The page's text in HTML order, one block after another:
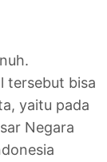
tersebut bisa
yaitu pada
Negara